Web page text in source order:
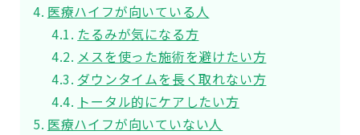
医療ハイフが向いている人
たるみが気になる方
メスを使った施術を避けたい方
ダウンタイムを長く取れない方
トータル的にケアしたい方
医療ハイフが向いていない人